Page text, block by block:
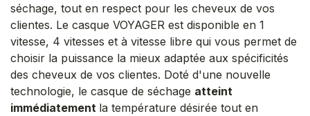
séchage, tout en respect pour les cheveux de vos
clientes. Le casque VOYAGER est disponible en 1
vitesse, 4 vitesses et à vitesse libre qui vous permet de
choisir la puissance la mieux adaptée aux spécificités
des cheveux de vos clientes. Doté d'une nouvelle
technologie, le casque de séchage atteint
immédiatement la température désirée tout en